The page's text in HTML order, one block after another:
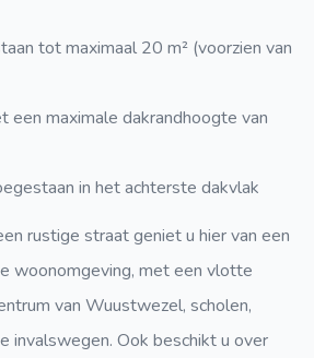
tot maximaal 20 m² (voorzien van
een maximale dakrandhoogte van
in het achterste dakvlak
rustige straat geniet u hier van een
woonomgeving, met een vlotte
van Wuustwezel, scholen,
invalswegen. Ook beschikt u over